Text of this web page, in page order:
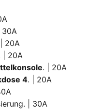
30A
| 20A
| 20A
. | 20A
4. | 20A
| 30A